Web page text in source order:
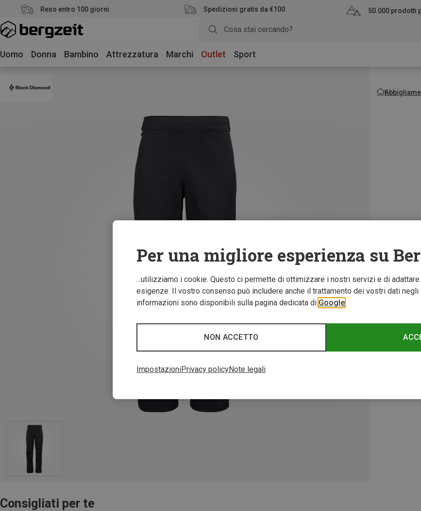
Reso entro 100 giorni Spedizioni gratis da €100 50.000 prodotti
Uomo Donna Bambino Attrezzatura Marchi Outlet Sport
Consigliati per te
Per una migliore esperienza su
...utilizziamo i cookie. Questo ci permette di ottimizzare i nostri servizi e di
esigenze. Il vostro consenso può includere anche il trattamento dei vostri dati negli
informazioni sono disponibili sulla pagina dedicata di Google
NON ACCETTO
ImpostazioniPrivacy policyNote legali